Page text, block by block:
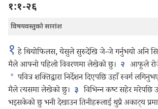
१:१-२६
विषयवस्तुको सारांश
१ हे थियोफिलस, येसुले सुरुदेखि जे-जे गर्नुभयो अनि
मैले आफ्नो पहिलो विवरणमा लेखेको छु। २ आफूले
* पवित्र शक्‍तिद्वारा निर्देशन दिएपछि उहाँ स्वर्ग
मैले त्यसमा लेखेको छु। ३ विभिन्‍न कष्ट सहेर
भइसकेको छु भनी देखाउन तिनीहरूलाई थुप्रै अकाट्य